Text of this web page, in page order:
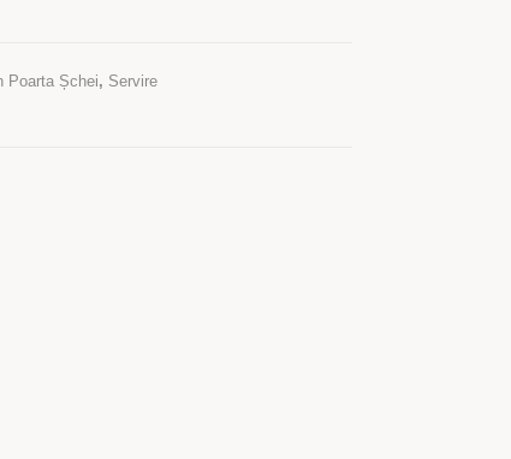
Poarta Șchei, Servire